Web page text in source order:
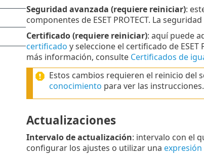
Seguridad avanzada (requiere reiniciar):
componentes de ESET PROTECT. La
Certificado (requiere reiniciar): aquí puede
certificado y seleccione el certificado de ESET
más información, consulte Certificados de
Estos cambios requieren el reinicio del
conocimiento para ver las instrucciones.
Actualizaciones
Intervalo de actualización: intervalo con el
configurar los ajustes o utilizar una expresión